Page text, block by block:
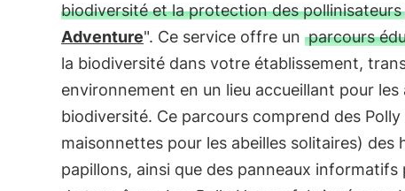
biodiversité et la protection des pollinisateurs
Adventure". Ce service offre un parcours
la biodiversité dans votre établissement,
environnement en un lieu accueillant pour les
biodiversité. Ce parcours comprend des Polly
maisonnettes pour les abeilles solitaires) des
papillons, ainsi que des panneaux informatifs